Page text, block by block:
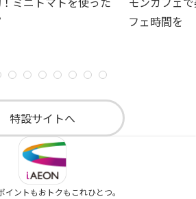
フェ時間を
特設サイトへ
イントもおトクもこれひとつ。